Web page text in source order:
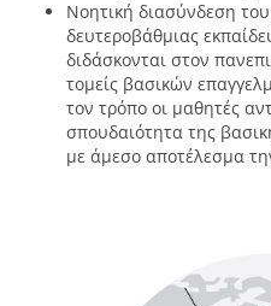
Νοητική διασύνδεση
δευτεροβάθμιας
διδάσκονται στον
τομείς βασικών
τον τρόπο οι μαθητές
σπουδαιότητα της
με άμεσο αποτέλεσμα